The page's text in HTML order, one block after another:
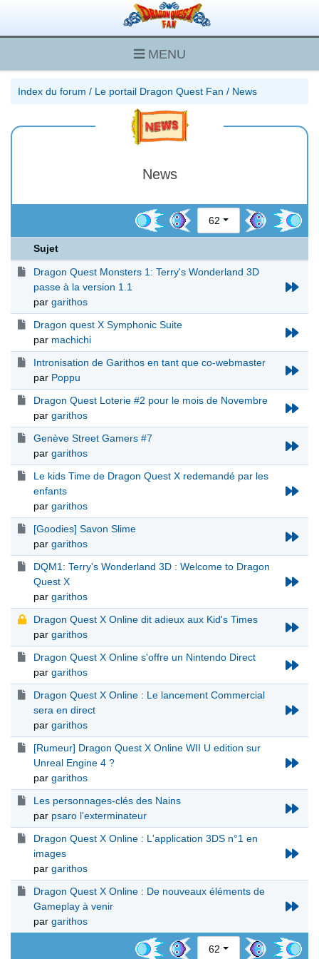
MENU
Index du forum / Le portail Dragon Quest Fan / News
News
62
Sujet
Dragon Quest Monsters 1: Terry's Wonderland 3D
passe à la version 1.1
par garithos
Dragon quest X Symphonic Suite
par machichi
Intronisation de Garithos en tant que co-webmaster
par Poppu
Dragon Quest Loterie #2 pour le mois de Novembre
par garithos
Genève Street Gamers #7
par garithos
Le kids Time de Dragon Quest X redemandé par les
enfants
par garithos
[Goodies] Savon Slime
par garithos
DQM1: Terry's Wonderland 3D : Welcome to Dragon
Quest X
par garithos
Dragon Quest X Online dit adieux aux Kid's Times
par garithos
Dragon Quest X Online s'offre un Nintendo Direct
par garithos
Dragon Quest X Online : Le lancement Commercial
sera en direct
par garithos
[Rumeur] Dragon Quest X Online WII U edition sur
Unreal Engine 4 ?
par garithos
Les personnages-clés des Nains
par psaro l'exterminateur
Dragon Quest X Online : L'application 3DS n°1 en
images
par garithos
Dragon Quest X Online : De nouveaux éléments de
Gameplay à venir
par garithos
62